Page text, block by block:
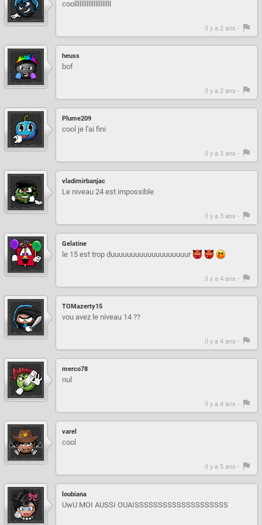
coolllllllllllllllllllll
il y a 2 ans -
heuss
bof
il y a 2 ans -
Plume209
cool je l'ai fini
il y a 3 ans -
vladimirbanjac
Le niveau 24 est impossible
il y a 3 ans -
Gelatine
le 15 est trop duuuuuuuuuuuuuuuuuuur
il y a 4 ans -
TOMazerty15
vou avez le niveau 14 ??
il y a 4 ans -
merco78
nul
il y a 4 ans -
varel
cool
il y a 5 ans -
loubiana
UwU MOI AUSSI OUAISSSSSSSSSSSSSSSSSSSS